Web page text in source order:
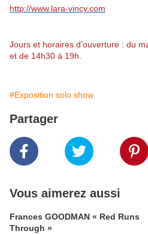
http://www.lara-vincy.com
Jours et horaires d’ouverture : du
et de 14h30 à 19h.
#Exposition solo show
Partager
Vous aimerez aussi
Frances GOODMAN « Red Runs
Through »